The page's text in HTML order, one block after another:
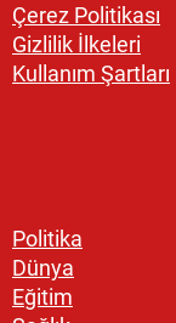
Çerez Politikası
Gizlilik İlkeleri
Kullanım Şartları
Politika
Dünya
Eğitim